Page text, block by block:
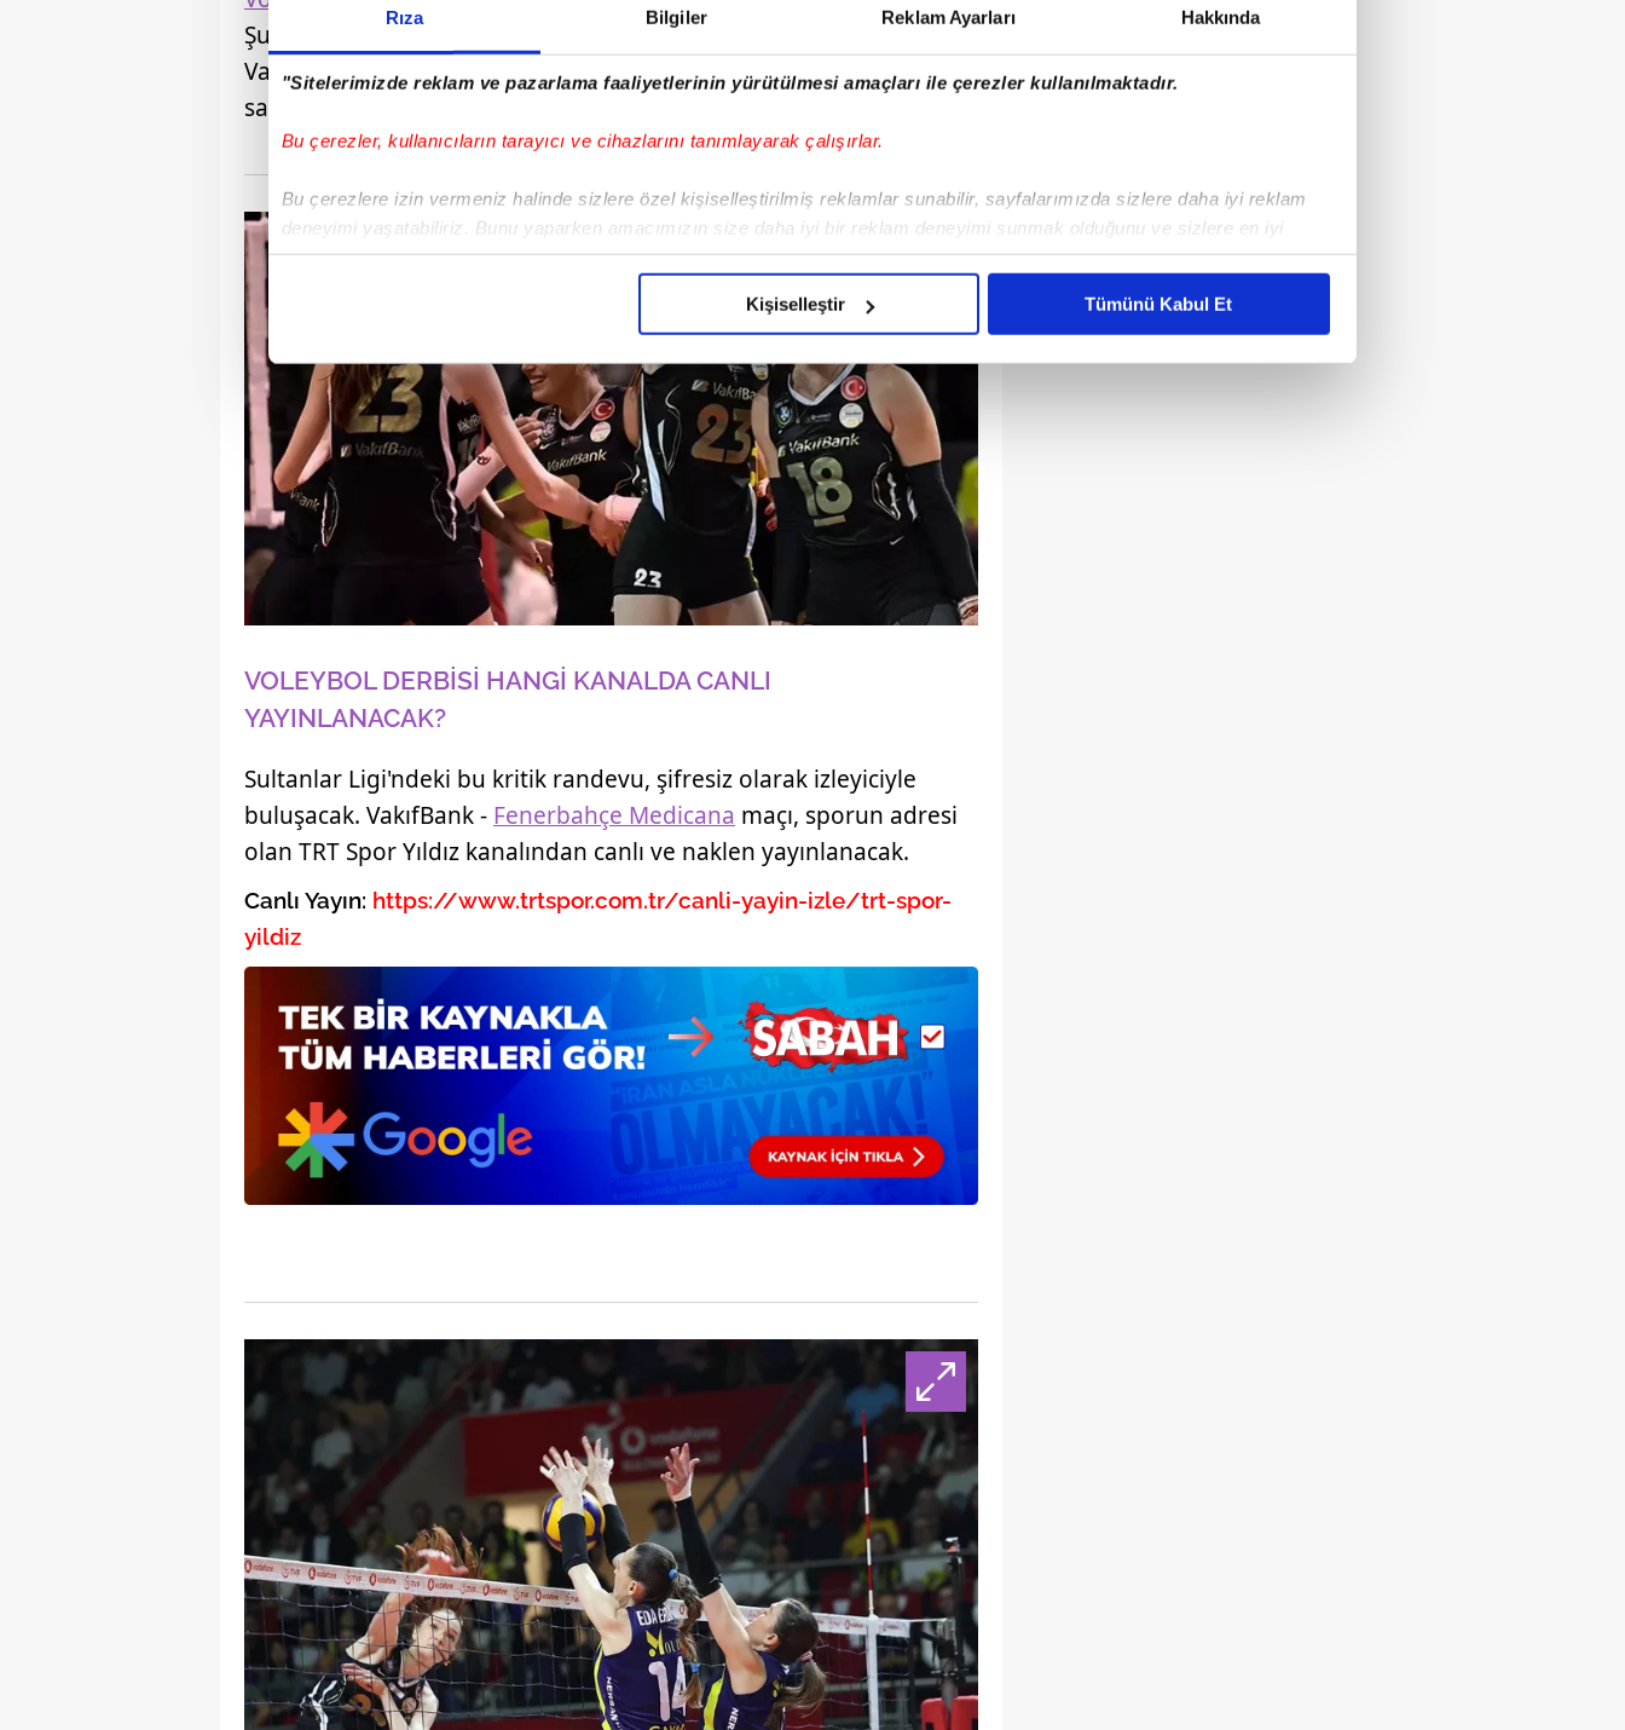
Rıza Bilgiler Reklam Ayarları Hakkında
"Sitelerimizde reklam ve pazarlama faaliyetlerinin yürütülmesi amaçları ile çerezler kullanılmaktadır.
Bu çerezler, kullanıcıların tarayıcı ve cihazlarını tanımlayarak çalışırlar.
Bu çerezlere izin vermeniz halinde sizlere özel kişiselleştirilmiş reklamlar sunabilir, sayfalarımızda sizlere daha iyi reklam
deneyimi yaşatabiliriz. Bunu yaparken amacımızın size daha iyi bir reklam deneyimi sunmak olduğunu ve sizlere en iyi
içerikleri sunabilmek adına elimizden gelen çabayı gösterdiğimizi ve bu noktada, reklamların maliyetlerimizi karşılamak
Sizlere daha iyi bir hizmet sunabilmek için İnternet Sitemizde kendimize ve üçüncü kişilere ait çerezler kullanılmaktadır. Bu
çerezler vasıtasıyla çeşitli kişisel verileriniz işlenmekte olup gerekli olan çerezler bilgi toplumu hizmetlerinin sunulması
amacıyla kullanılmaktadır. Diğer çerezler, sitemizin daha işlevsel kılınması ve kişiselleştirilmesi ve sizlere yönelik
reklam/pazarlama faaliyetlerinin yapılması, amaçlarıyla sınırlı olarak açık rızanız dahilinde kullanılacaktır.
Çerezlere ilişkin tercihlerinizi aşağıda yer alan panel vasıtasıyla belirleyebilirsiniz. Çerezlere ilişkin detaylı bilgi için Ayarlar
Çerez Bilgilendirme Metnimizi ziyaret edebilirsiniz.
mevzuata uygun olarak kullanılan çerezlerle ilgili bilgi almak için lütfen
Kişiselleştir Tümünü Kabul Et
Şubat 2026 Cumartesi günü karşı karşıya gelecek. İstanbul'daki
VakıfBank Spor Sarayı'nda oynanacak olan dev derbinin başlama
saati ise 20:00 olarak belirlendi.
VOLEYBOL DERBİSİ HANGİ KANALDA CANLI
YAYINLANACAK?
Sultanlar Ligi'ndeki bu kritik randevu, şifresiz olarak izleyiciyle
buluşacak. VakıfBank - Fenerbahçe Medicana maçı, sporun adresi
olan TRT Spor Yıldız kanalından canlı ve naklen yayınlanacak.
Canlı Yayın: https://www.trtspor.com.tr/canli-yayin-izle/trt-spor-
yildiz